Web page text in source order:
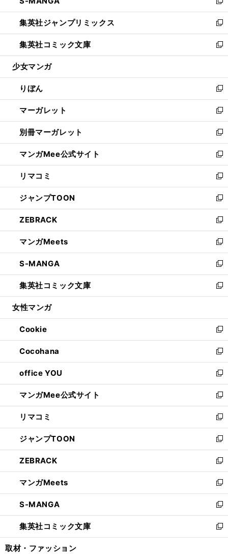
開
く
ウ
で
開
く
ィ
ン
ド
ウ
で
開
い
ウ
ィ
ン
ド
ウ
開
く
新
し
い
ウ
ィ
ン
ウ
で
開
く
集英社ジャンプリミックス
新
し
い
ウ
ン
ド
ウ
で
開
く
集英社コミック文庫
新
し
ウ
ィ
ン
ド
ウ
で
開
く
少女マンガ
りぼん
新
し
い
ウ
ィ
ン
ド
ウ
で
開
く
マーガレット
新
し
い
ウ
ィ
ン
ド
ウ
で
開
く
別冊マーガレット
新
し
い
ウ
ィ
ン
ド
ウ
で
開
く
マンガMee公式サイト
新
し
い
ウ
ィ
ン
ド
ウ
で
開
く
リマコミ
新
し
い
ウ
ィ
ン
ド
ウ
で
開
く
ジャンプTOON
新
し
い
ウ
ィ
ン
ド
ウ
で
開
ZEBRACK
新
し
い
ウ
ィ
ン
ド
ウ
開
く
マンガMeets
新
し
い
ウ
ィ
ン
ウ
で
開
く
S-MANGA
新
し
い
ウ
ン
ド
ウ
で
開
く
集英社コミック文庫
新
し
ウ
ィ
ン
ド
ウ
で
開
く
女性マンガ
Cookie
新
し
い
ウ
ィ
ン
ド
ウ
で
開
く
Cocohana
新
し
い
ウ
ィ
ン
ド
ウ
で
開
く
office YOU
新
し
い
ウ
ィ
ン
ド
ウ
で
開
く
マンガMee公式サイト
新
し
い
ウ
ィ
ン
ド
ウ
で
開
く
リマコミ
新
し
い
ウ
ィ
ン
ド
ウ
で
開
く
ジャンプTOON
新
し
い
ウ
ィ
ン
ド
ウ
で
開
ZEBRACK
新
し
い
ウ
ィ
ン
ド
ウ
マンガMeets
新
し
い
ウ
ィ
ン
S-MANGA
新
し
い
ウ
集英社コミック文庫
新
し
取材・ファッション